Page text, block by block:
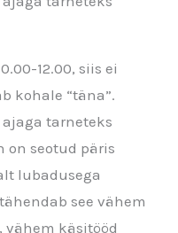
12.00, siis ei
kohale “täna”.
tarneteks
on seotud päris
lubadusega
see vähem
käsitööd